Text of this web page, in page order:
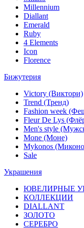
Millennium
Diallant
Emerald
Ruby
4 Elements
Icon
Florence
Бижутерия
Victory (Виктори)
Trend (Тренд)
Fashion week
Fleur De Lys
Men's style
Mone (Моне)
Mykonos
Sale
Украшения
ЮВЕЛИРНЫЕ
КОЛЛЕКЦИИ
DIALLANT
ЗОЛОТО
СЕРЕБРО